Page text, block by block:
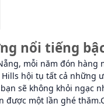
nổi tiếng
mỗi năm đón hàng
hội tụ tất cả những
sẽ không khỏi ngạc
được một lần ghé